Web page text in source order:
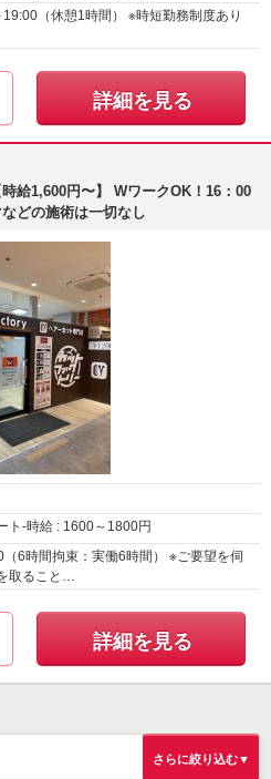
1500～ 2000円
憩1時間） ※時短勤務制度あり
詳細を見る
給1,600円〜】 WワークOK！16：00
どの施術は一切なし
ト-時給 : 1600～ 1800円
6時間拘束：実働6時間） ※ご要望を伺
取ること…
詳細を見る
さらに絞り込む▼